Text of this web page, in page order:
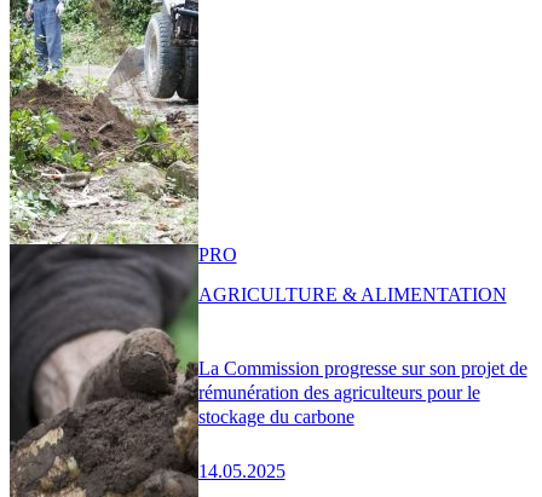
La Commission progresse sur son projet de
rémunération des agriculteurs pour le
stockage du carbone
14.05.2025
PRO
AGRICULTURE & ALIMENTATION